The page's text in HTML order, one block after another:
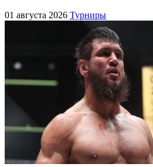
01 августа 2026 Турниры